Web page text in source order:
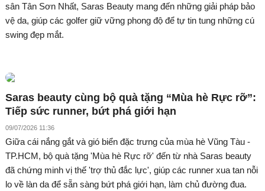
sân Tân Sơn Nhất, Saras Beauty mang đến những giải pháp bảo
vệ da, giúp các golfer giữ vững phong độ để tự tin tung những cú
swing đẹp mắt.
Saras beauty cùng bộ quà tặng “Mùa hè Rực rỡ”:
Tiếp sức runner, bứt phá giới hạn
09/07/2026 11:36
Giữa cái nắng gắt và gió biển đặc trưng của mùa hè Vũng Tàu -
TP.HCM, bộ quà tặng 'Mùa hè Rực rỡ' đến từ nhà Saras beauty
đã chứng minh vị thế 'trợ thủ đắc lực', giúp các runner xua tan nỗi
lo về làn da để sẵn sàng bứt phá giới hạn, làm chủ đường đua.